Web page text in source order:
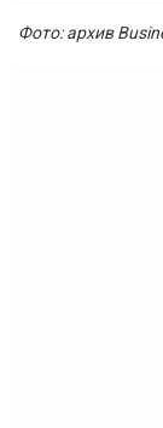
Фото: архив